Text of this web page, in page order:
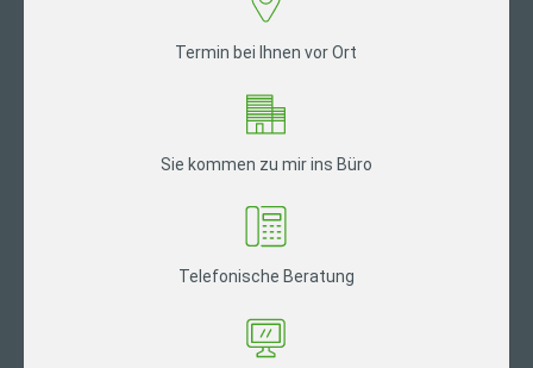
Termin bei Ihnen vor Ort
Sie kommen zu mir ins Büro
Telefonische Beratung